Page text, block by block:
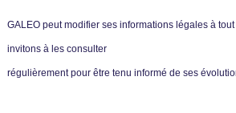
GALEO peut modifier ses informations légales à
invitons à les consulter
régulièrement pour être tenu informé de ses